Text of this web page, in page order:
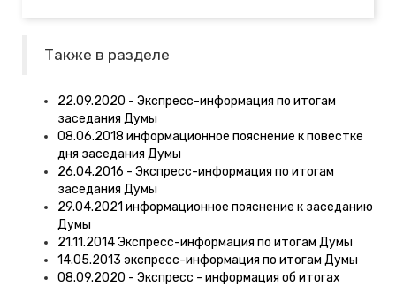
Также в разделе
22.09.2020 - Экспресс-информация по итогам
заседания Думы
08.06.2018 информационное пояснение к повестке
дня заседания Думы
26.04.2016 - Экспресс-информация по итогам
заседания Думы
29.04.2021 информационное пояснение к заседанию
Думы
21.11.2014 Экспресс-информация по итогам Думы
14.05.2013 экспресс-информация по итогам Думы
08.09.2020 - Экспресс - информация об итогах